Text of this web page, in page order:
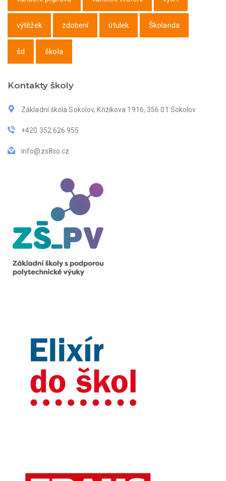
výtěžek zdobení útulek Školanda
šd škola
Kontakty školy
Základní škola Sokolov, Křižíkova 1916, 356 01 Sokolov
+420 352 626 955
info@zs8so.cz